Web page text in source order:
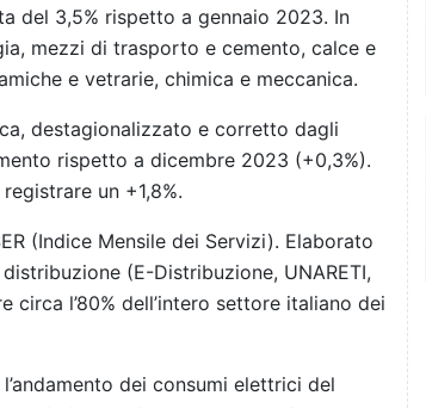
del 3,5% rispetto a gennaio 2023. In
mezzi di trasporto e cemento, calce e
e vetrarie, chimica e meccanica.
destagionalizzato e corretto dagli
rispetto a dicembre 2023 (+0,3%).
un +1,8%.
(Indice Mensile dei Servizi). Elaborato
(E-Distribuzione, UNARETI,
circa l’80% dell’intero settore italiano dei
dei consumi elettrici del